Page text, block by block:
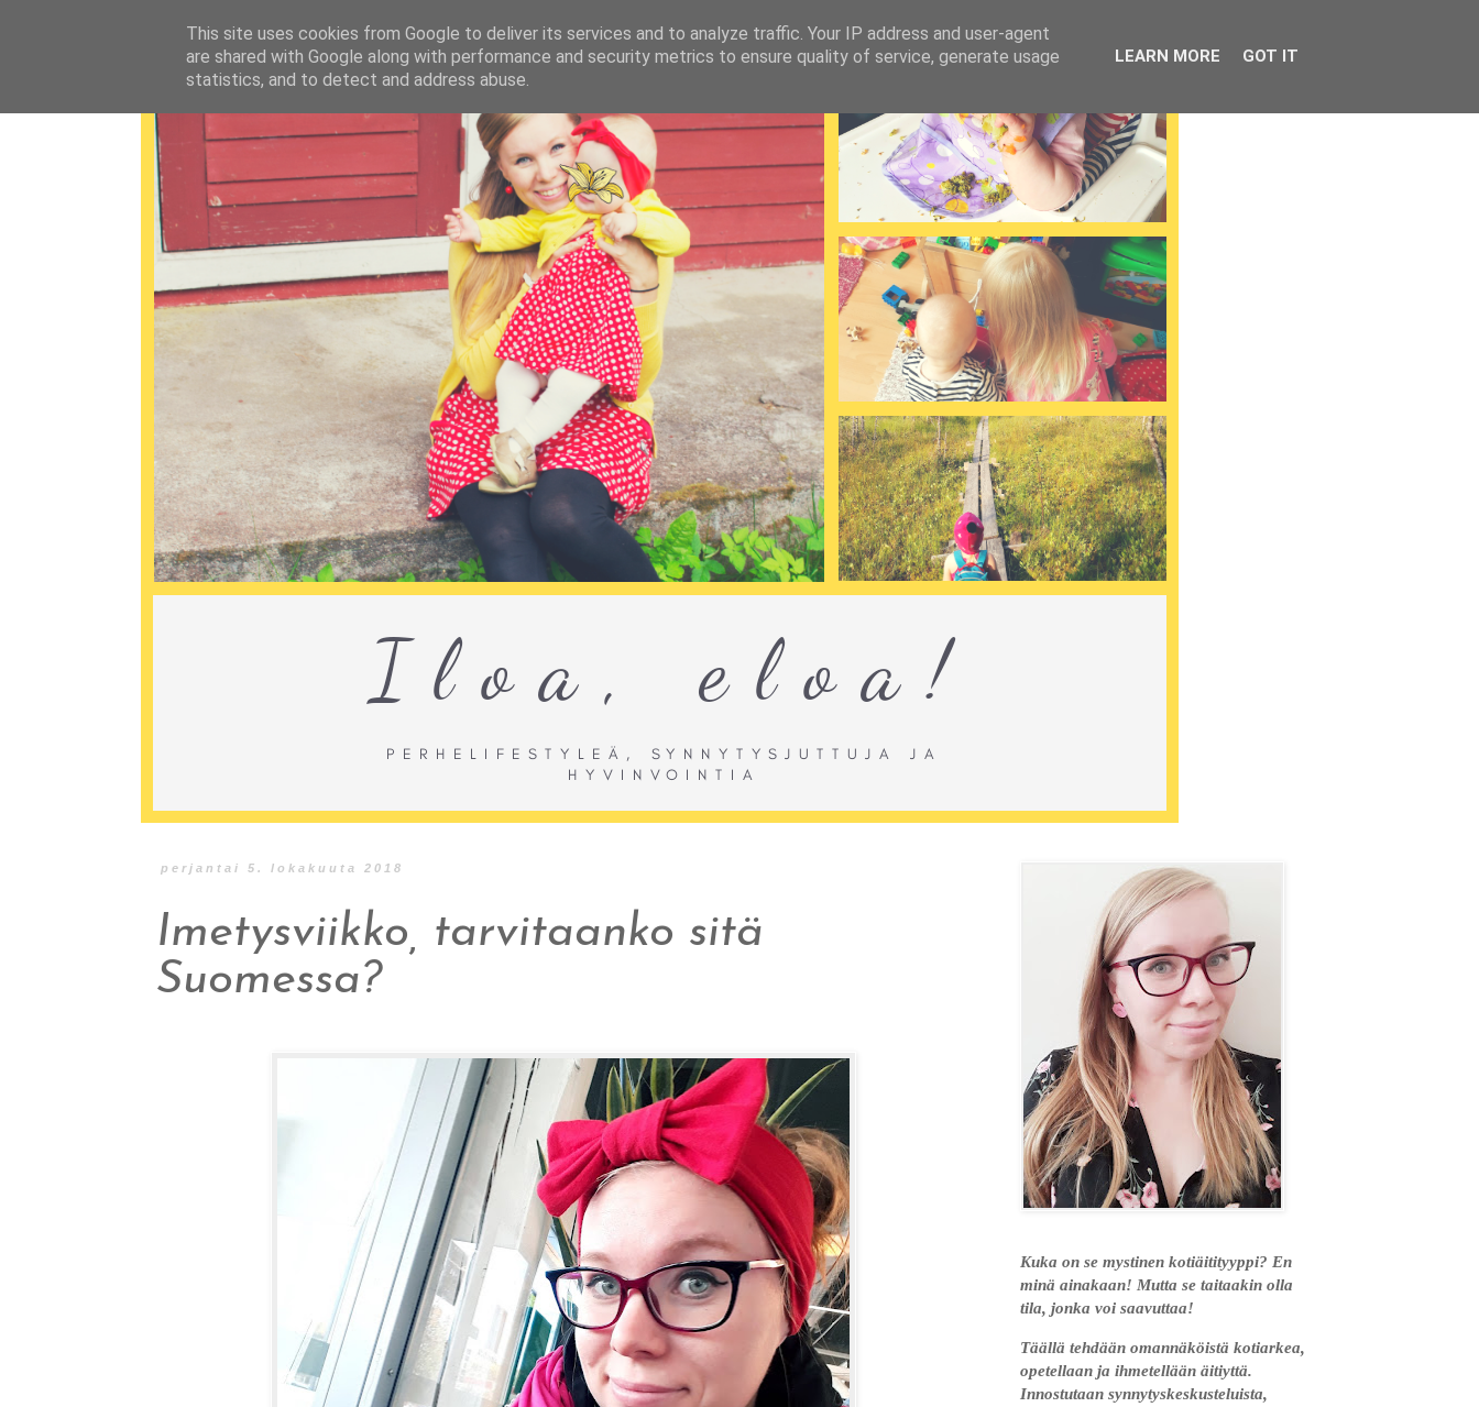
perjantai 5. lokakuuta 2018
Imetysviikko, tarvitaanko sitä
Suomessa?
Kuka on se mystinen kotiäitityyppi? En
minä ainakaan! Mutta se taitaakin olla
tila, jonka voi saavuttaa!
Täällä tehdään omannäköistä kotiarkea,
opetellaan ja ihmetellään äitiyttä.
Innostutaan synnytyskeskusteluista,
This site uses cookies from Google to deliver its services and to analyze traffic. Your IP address and user-agent
are shared with Google along with performance and security metrics to ensure quality of service, generate usage
statistics, and to detect and address abuse.
LEARN MORE GOT IT